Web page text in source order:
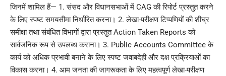
जिनमें शामिल हैं— 1. संसद और विधानसभाओं में CAG की रिपोर्ट प्रस्तुत करने
के लिए स्पष्ट समयसीमा निर्धारित करना। 2. लेखा-परीक्षण टिप्पणियों की शीघ्र
समीक्षा तथा संबंधित विभागों द्वारा प्रस्तुत Action Taken Reports को
सार्वजनिक रूप से उपलब्ध कराना। 3. Public Accounts Committee के
कार्य को अधिक प्रभावी बनाने के लिए स्पष्ट जवाबदेही और दक्ष प्रक्रियाओं का
विकास करना। 4. आम जनता की जागरूकता के लिए महत्वपूर्ण लेखा-परीक्षण